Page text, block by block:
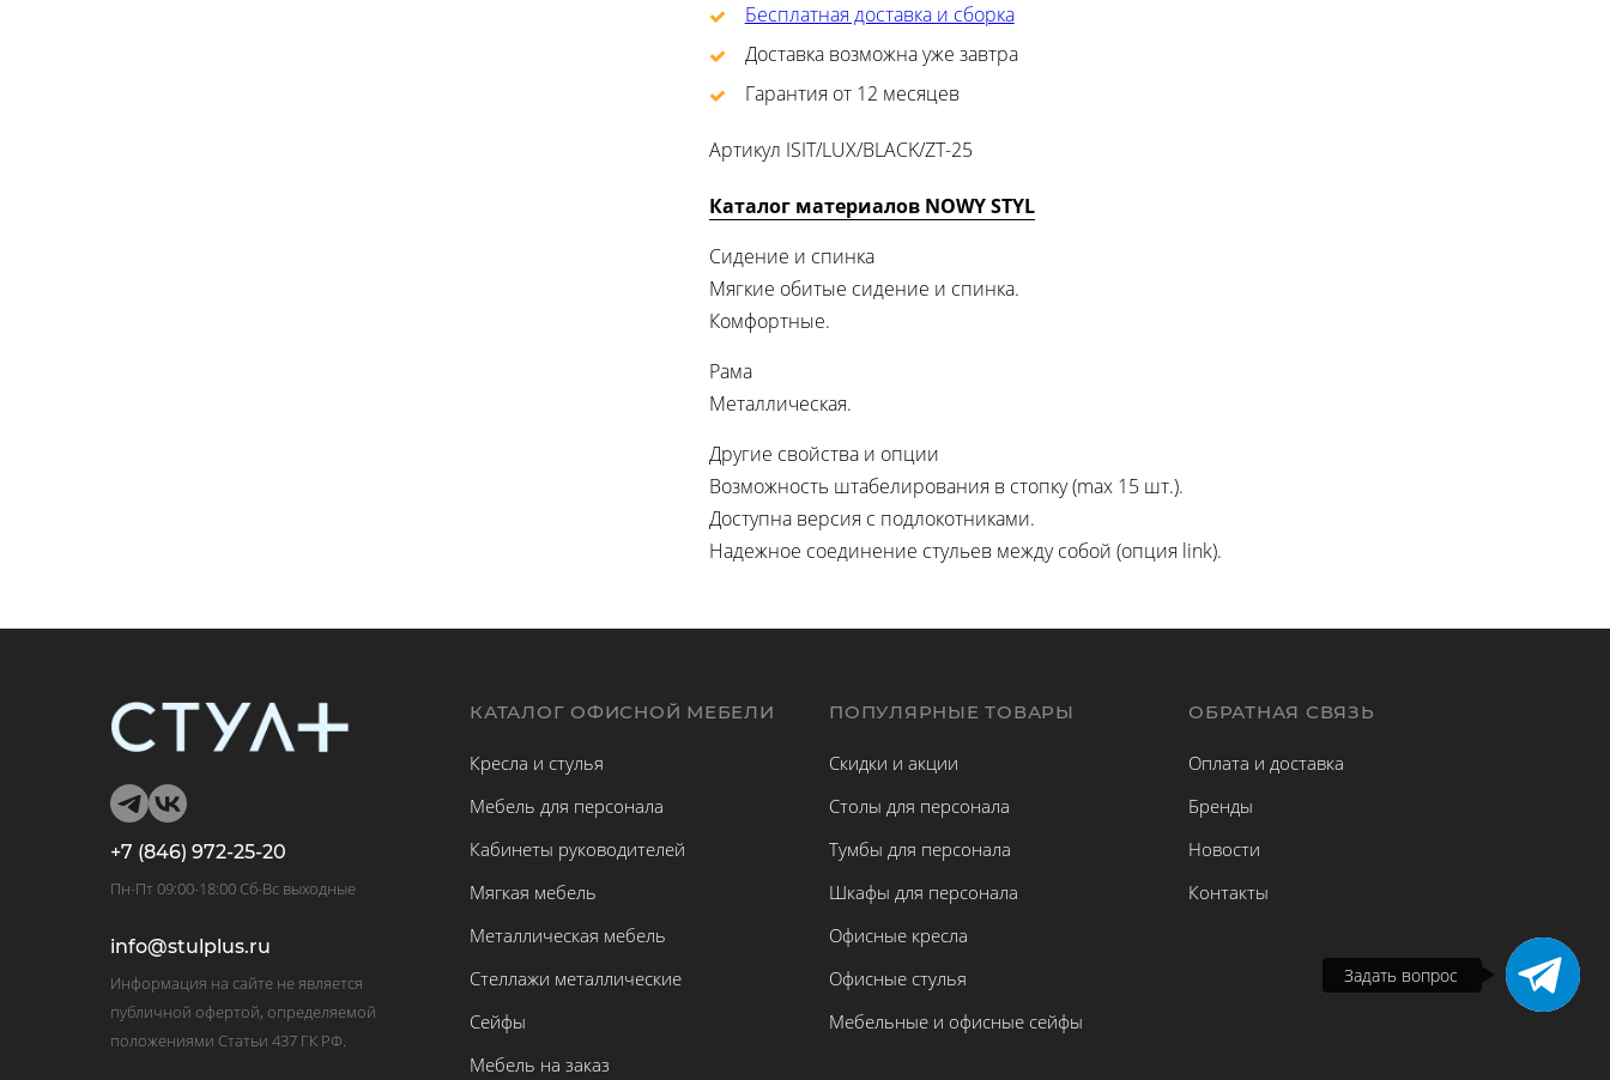
Задать вопрос
Бесплатная доставка и сборка
Доставка возможна уже завтра
Гарантия от 12 месяцев
Артикул ISIT/LUX/BLACK/ZT-25
Каталог материалов NOWY STYL
Сидение и спинка
Мягкие обитые сидение и спинка.
Комфортные.
Рама
Металлическая.
Другие свойства и опции
Возможность штабелирования в стопку (max 15 шт.).
Доступна версия с подлокотниками.
Надежное соединение стульев между собой (опция link).
+7 (846) 972-25-20
Пн-Пт 09:00-18:00 Сб-Вс выходные
info@stulplus.ru
Информация на сайте не является
публичной офертой, определяемой
положениями Статьи 437 ГК РФ.
КАТАЛОГ ОФИСНОЙ МЕБЕЛИ
Кресла и стулья
Мебель для персонала
Кабинеты руководителей
Мягкая мебель
Металлическая мебель
Стеллажи металлические
Сейфы
Мебель на заказ
ПОПУЛЯРНЫЕ ТОВАРЫ
Скидки и акции
Столы для персонала
Тумбы для персонала
Шкафы для персонала
Офисные кресла
Офисные стулья
Мебельные и офисные сейфы
ОБРАТНАЯ СВЯЗЬ
Оплата и доставка
Бренды
Новости
Контакты